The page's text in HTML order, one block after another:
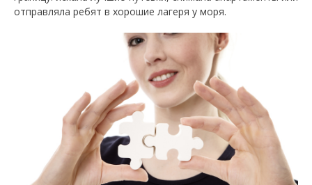
отправляла ребят в хорошие лагеря у моря.